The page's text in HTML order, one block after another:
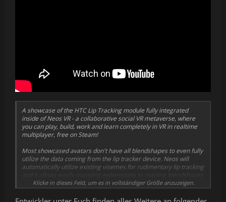
A showcase of the HTC Lip Tracking module fully integrated
inside of Neos VR - a collaborative social VR metaverse, where
you can play, build, work and learn completely in VR in realtime
multiplayer, free on Steam!
Most showcased avatars don't have all blendshapes to even fully
utilize the data coming from the lip tracker device. Neos will
automatically utilize existing visemes for rudimentary lip tracking
and it allows easily mapping expressions to existing blendshapes
on the avatar (e.g. smile, frown, sticking tongue out) or building
custom behaviors using our in-game visual scripting LogiX.
Klicke in dieses Feld, um es in vollständiger Größe anzuzeigen.